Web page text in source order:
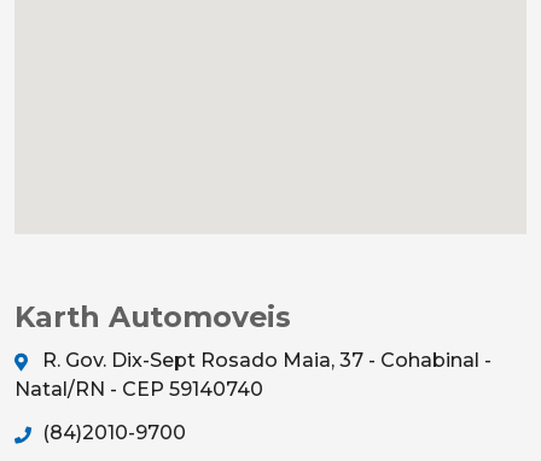
Karth Automoveis
R. Gov. Dix-Sept Rosado Maia, 37 - Cohabinal -
Natal/RN - CEP 59140740
(84)2010-9700